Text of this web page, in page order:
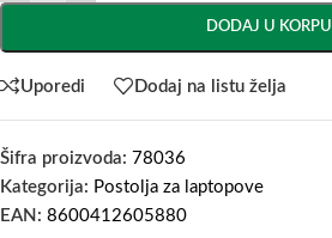
DODAJ U KORPU
Uporedi Dodaj na listu želja
Šifra proizvoda: 78036
Kategorija: Postolja za laptopove
EAN: 8600412605880